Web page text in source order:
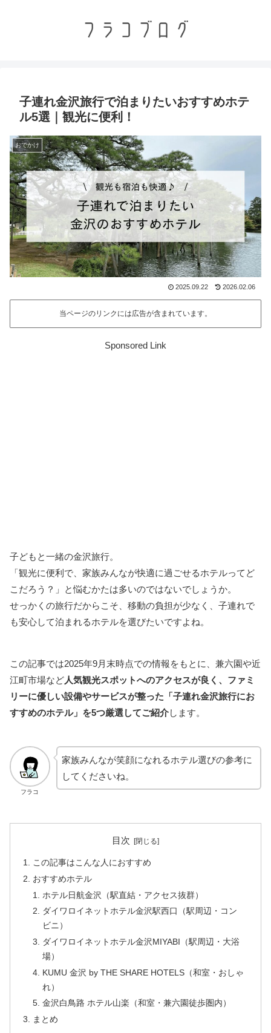
子連れ金沢旅行で泊まりたいおすすめホテ
ル5選｜観光に便利！
おでかけ
2025.09.22 2026.02.06
当ページのリンクには広告が含まれています。
Sponsored Link
子どもと一緒の金沢旅行。
「観光に便利で、家族みんなが快適に過ごせるホテルってど
こだろう？」と悩むかたは多いのではないでしょうか。
せっかくの旅行だからこそ、移動の負担が少なく、子連れで
も安心して泊まれるホテルを選びたいですよね。
この記事では2025年9月末時点での情報をもとに、兼六園や近
江町市場など人気観光スポットへのアクセスが良く、ファミ
リーに優しい設備やサービスが整った「子連れ金沢旅行にお
すすめのホテル」を5つ厳選してご紹介します。
フラコ
家族みんなが笑顔になれるホテル選びの参考に
してくださいね。
目次
この記事はこんな人におすすめ
おすすめホテル
ホテル日航金沢（駅直結・アクセス抜群）
ダイワロイネットホテル金沢駅西口（駅周辺・コン
ビニ）
ダイワロイネットホテル金沢MIYABI（駅周辺・大浴
場）
KUMU 金沢 by THE SHARE HOTELS（和室・おしゃ
れ）
金沢白鳥路 ホテル山楽（和室・兼六園徒歩圏内）
まとめ